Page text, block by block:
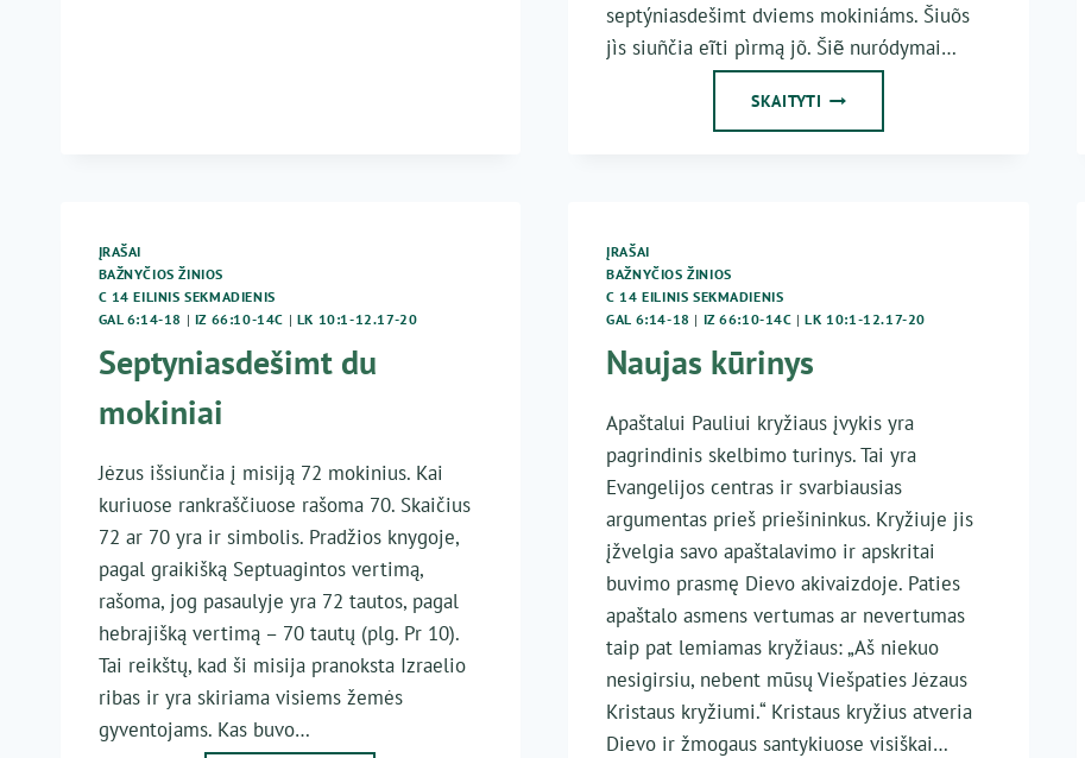
septýniasdešimt dviems mokiniáms. Šiuõs
jìs siuñčia eĩti pìrmą jõ. Šiẽ nuródymai…
SKAITYTI 14
ĮRAŠAI
BAŽNYČIOS ŽINIOS
C 14 EILINIS SEKMADIENIS
GAL 6:14-18 | IZ 66:10-14C | LK 10:1-12.17-20
Septyniasdešimt du
mokiniai
Jėzus išsiunčia į misiją 72 mokinius. Kai
kuriuose rankraščiuose rašoma 70. Skaičius
72 ar 70 yra ir simbolis. Pradžios knygoje,
pagal graikišką Septuagintos vertimą,
rašoma, jog pasaulyje yra 72 tautos, pagal
hebrajišką vertimą – 70 tautų (plg. Pr 10).
Tai reikštų, kad ši misija pranoksta Izraelio
ribas ir yra skiriama visiems žemės
gyventojams. Kas buvo…
ĮRAŠAI
BAŽNYČIOS ŽINIOS
C 14 EILINIS SEKMADIENIS
GAL 6:14-18 | IZ 66:10-14C |LK 10:1-12.17-20
Naujas kūrinys
Apaštalui Pauliui kryžiaus įvykis yra
pagrindinis skelbimo turinys. Tai yra
Evangelijos centras ir svarbiausias
argumentas prieš priešininkus. Kryžiuje jis
įžvelgia savo apaštalavimo ir apskritai
buvimo prasmę Dievo akivaizdoje. Paties
apaštalo asmens vertumas ar nevertumas
taip pat lemiamas kryžiaus: „Aš niekuo
nesigirsiu, nebent mūsų Viešpaties Jėzaus
Kristaus kryžiumi.“ Kristaus kryžius atveria
Dievo ir žmogaus santykiuose visiškai…